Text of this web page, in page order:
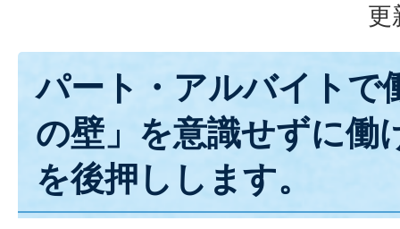
更
パート・アルバイトで
の壁」を意識せずに働
を後押しします。